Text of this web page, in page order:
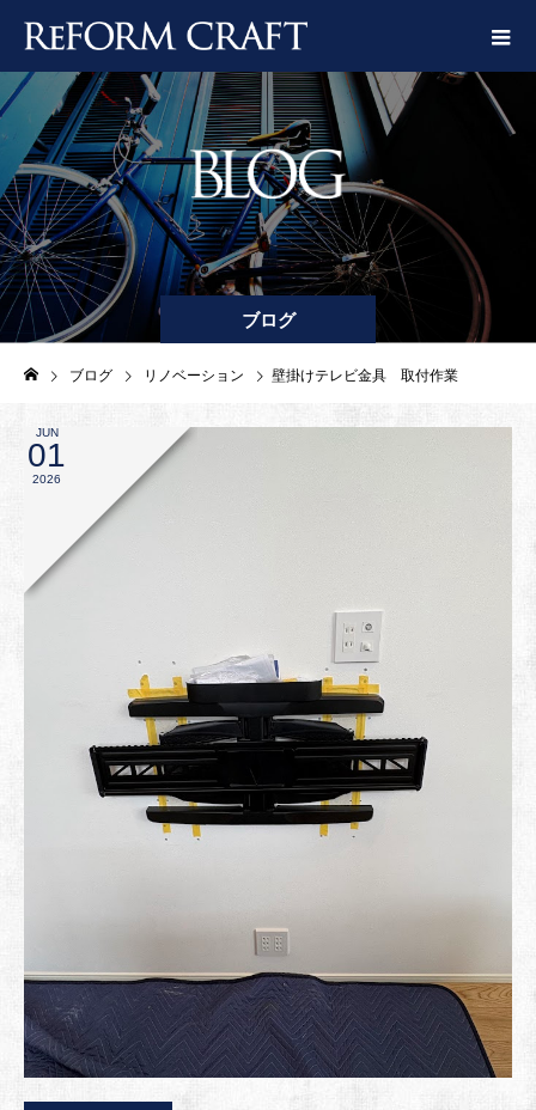
ブログ
ブログ リノベーション 壁掛けテレビ金具 取付作業
JUN
01
2026